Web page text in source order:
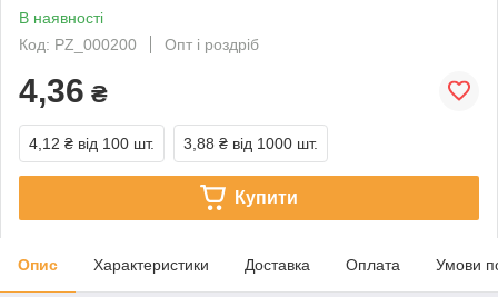
В наявності
Код: PZ_000200
Опт і роздріб
4,36 ₴
4,12 ₴ від 100 шт. 3,88 ₴ від 1000 шт.
Купити
Опис Характеристики Доставка Оплата Умови